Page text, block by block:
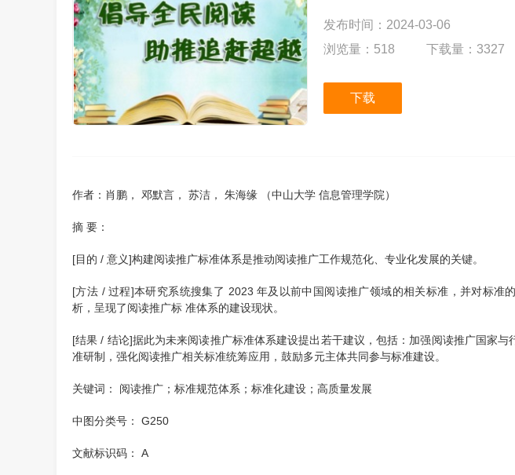
发布时间：2024-03-06
浏览量：518
下载量：3327
下载
作者：肖鹏， 邓默言， 苏洁， 朱海缘 （中山大学 信息管理学院）
摘 要：
[目的 / 意义]构建阅读推广标准体系是推动阅读推广工作规范化、专业化发展的关键。
[方法 / 过程]本研究系统搜集了 2023 年及以前中国阅读推广领域的相关标准，并对标准
析，呈现了阅读推广标 准体系的建设现状。
[结果 / 结论]据此为未来阅读推广标准体系建设提出若干建议，包括：加强阅读推广国家
准研制，强化阅读推广相关标准统筹应用，鼓励多元主体共同参与标准建设。
关键词： 阅读推广；标准规范体系；标准化建设；高质量发展
中图分类号： G250
文献标识码： A